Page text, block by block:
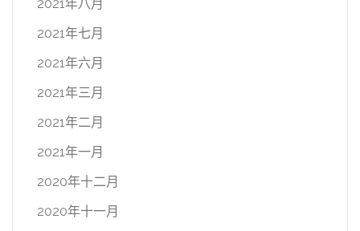
2021年八月
2021年七月
2021年六月
2021年三月
2021年二月
2021年一月
2020年十二月
2020年十一月